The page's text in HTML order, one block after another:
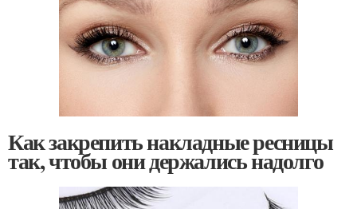
Как закрепить накладные ресницы
так, чтобы они держались надолго